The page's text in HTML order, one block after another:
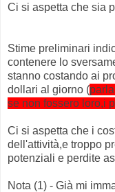
Ci si aspetta che sia
Stime preliminari
contenere lo
stanno costando ai
dollari al giorno (
se non fossero loro,i
Ci si aspetta che i
dell'attività,e troppo
potenziali e perdite
Nota (1) - Già mi